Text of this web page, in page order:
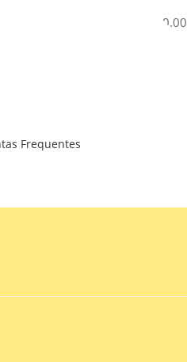
0.00
Frequentes